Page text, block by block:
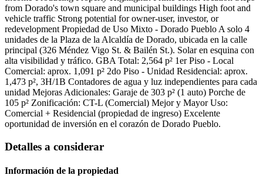
from Dorado's town square and municipal buildings High foot and
vehicle traffic Strong potential for owner-user, investor, or
redevelopment Propiedad de Uso Mixto - Dorado Pueblo A solo 4
unidades de la Plaza de la Alcaldía de Dorado, ubicada en la calle
principal (326 Méndez Vigo St. & Bailén St.). Solar en esquina con
alta visibilidad y tráfico. GBA Total: 2,564 p² 1er Piso - Local
Comercial: aprox. 1,091 p² 2do Piso - Unidad Residencial: aprox.
1,473 p², 3H/1B Contadores de agua y luz independientes para cada
unidad Mejoras Adicionales: Garaje de 303 p² (1 auto) Porche de
105 p² Zonificación: CT-L (Comercial) Mejor y Mayor Uso:
Comercial + Residencial (propiedad de ingreso) Excelente
oportunidad de inversión en el corazón de Dorado Pueblo.
Detalles a considerar
Información de la propiedad